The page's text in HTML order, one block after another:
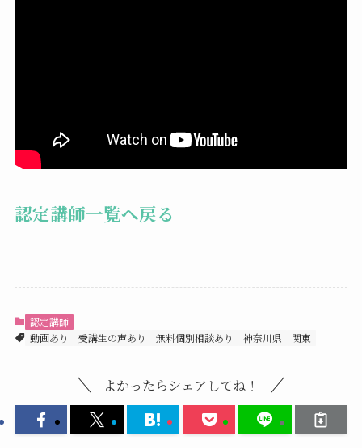
認定講師一覧へ戻る
認定講師
動画あり
受講生の声あり 無料個別相談あり 神奈川県 関東
よかったらシェアしてね！